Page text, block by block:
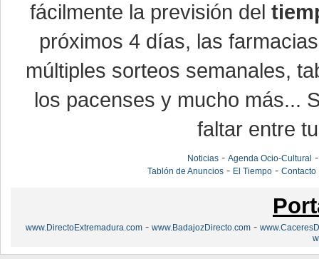
fácilmente la previsión del
próximos 4 días, las
múltiples sorteos semanales,
los pacenses y mucho más...
faltar entre
Noticias -Agenda Ocio-Cultural
Tablón de Anuncios - El Tiempo -Contacto
www.DirectoExtremadura.com - www.BadajozDirecto.com -